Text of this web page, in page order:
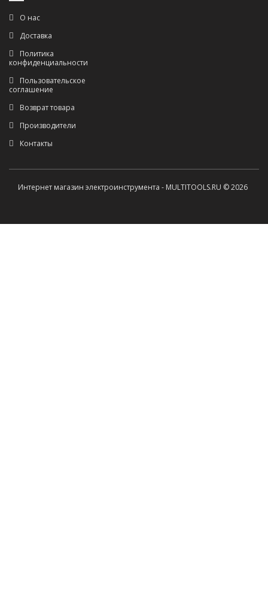
О нас
Доставка
Политика
конфиденциальности
Пользовательское
соглашение
Возврат товара
Производители
Контакты
Интернет магазин электроинструмента - MULTITOOLS.RU © 2026